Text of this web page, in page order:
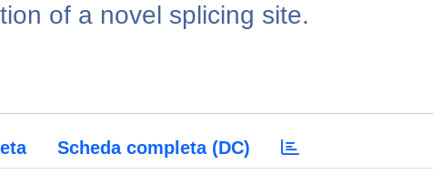
of a novel splicing site.
Scheda completa (DC)